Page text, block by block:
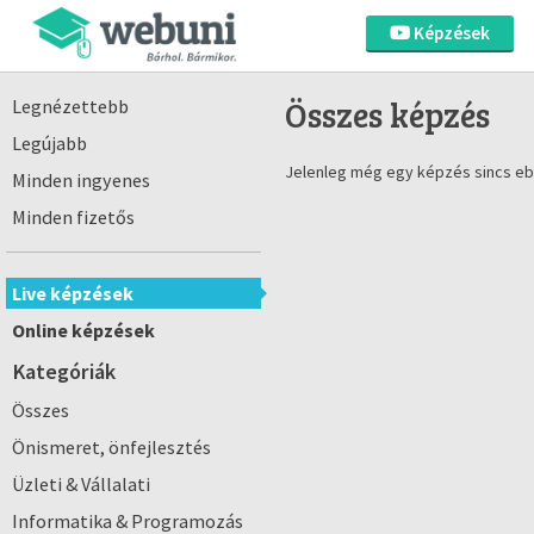
Képzések
Legnézettebb
Legújabb
Minden ingyenes
Minden fizetős
Live képzések
Online képzések
Kategóriák
Összes
Önismeret, önfejlesztés
Üzleti & Vállalati
Informatika & Programozás
Összes képzés
Jelenleg még egy képzés sincs